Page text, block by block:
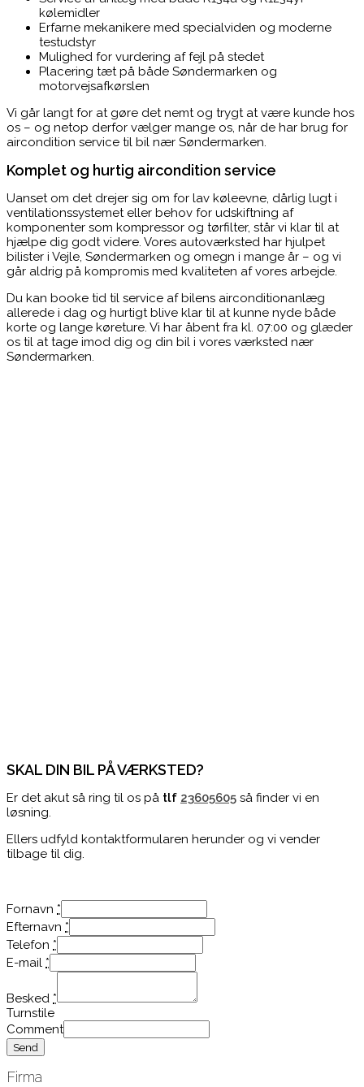
kølemidler
Erfarne mekanikere med specialviden og moderne
testudstyr
Mulighed for vurdering af fejl på stedet
Placering tæt på både Søndermarken og
motorvejsafkørslen
Vi går langt for at gøre det nemt og trygt at være kunde hos
os – og netop derfor vælger mange os, når de har brug for
aircondition service til bil nær Søndermarken.
Komplet og hurtig aircondition service
Uanset om det drejer sig om for lav køleevne, dårlig lugt i
ventilationssystemet eller behov for udskiftning af
komponenter som kompressor og tørfilter, står vi klar til at
hjælpe dig godt videre. Vores autoværksted har hjulpet
bilister i Vejle, Søndermarken og omegn i mange år – og vi
går aldrig på kompromis med kvaliteten af vores arbejde.
Du kan booke tid til service af bilens airconditionanlæg
allerede i dag og hurtigt blive klar til at kunne nyde både
korte og lange køreture. Vi har åbent fra kl. 07:00 og glæder
os til at tage imod dig og din bil i vores værksted nær
Søndermarken.
SKAL DIN BIL PÅ VÆRKSTED?
Er det akut så ring til os på tlf 23605605 så finder vi en
løsning.
Ellers udfyld kontaktformularen herunder og vi vender
tilbage til dig.
Fornavn *
Efternavn *
Telefon *
E-mail *
Besked *
Turnstile
Comment
Send
Firma